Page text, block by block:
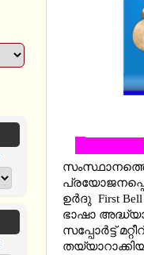
ഉര്‍ദു First
ഭാഷാ
സപ്പോര്‍ട്ട്